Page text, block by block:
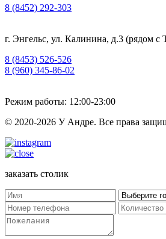
8 (8452) 292-303
г. Энгельс, ул. Калинина, д.3 (рядом
8 (8453) 526-526
8 (960) 345-86-02
Режим работы: 12:00-23:00
© 2020-2026 У Андре. Все права
заказать столик